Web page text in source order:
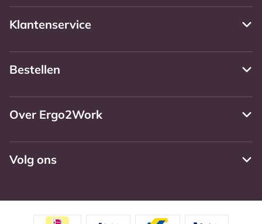
Klantenservice
Bestellen
Over Ergo2Work
Volg ons